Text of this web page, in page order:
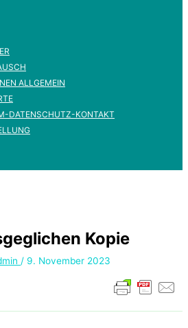
ALLGEMEIN
DATENSCHUTZ-KONTAKT
Kopie
/ 9. November 2023